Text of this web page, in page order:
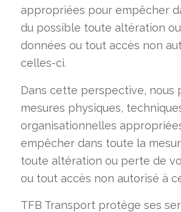
appropriées pour empêcher
du possible toute altération
données ou tout accès non
celles-ci.
Dans cette perspective, nous
mesures physiques,
organisationnelles
empêcher dans toute la
toute altération ou perte de
ou tout accès non autorisé à
TFB Transport protège ses